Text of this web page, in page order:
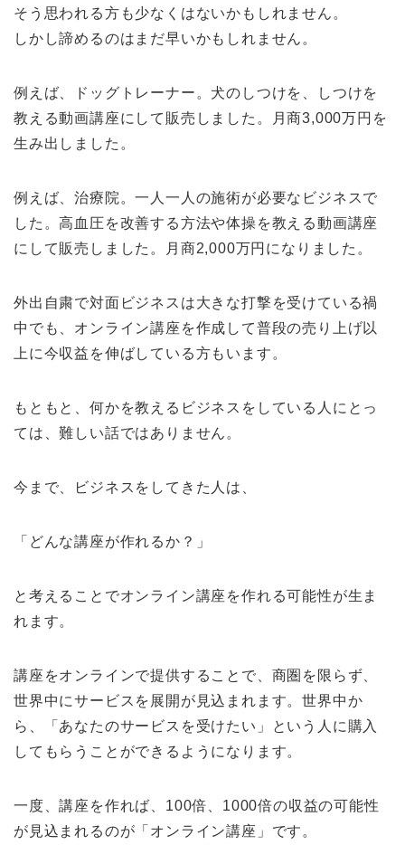
そう思われる方も少なくはないかもしれません。
しかし諦めるのはまだ早いかもしれません。
例えば、ドッグトレーナー。犬のしつけを、しつけを
教える動画講座にして販売しました。月商3,000万円を
生み出しました。
例えば、治療院。一人一人の施術が必要なビジネスで
した。高血圧を改善する方法や体操を教える動画講座
にして販売しました。月商2,000万円になりました。
外出自粛で対面ビジネスは大きな打撃を受けている禍
中でも、オンライン講座を作成して普段の売り上げ以
上に今収益を伸ばしている方もいます。
もともと、何かを教えるビジネスをしている人にとっ
ては、難しい話ではありません。
今まで、ビジネスをしてきた人は、
「どんな講座が作れるか？」
と考えることでオンライン講座を作れる可能性が生ま
れます。
講座をオンラインで提供することで、商圏を限らず、
世界中にサービスを展開が見込まれます。世界中か
ら、「あなたのサービスを受けたい」という人に購入
してもらうことができるようになります。
一度、講座を作れば、100倍、1000倍の収益の可能性
が見込まれるのが「オンライン講座」です。